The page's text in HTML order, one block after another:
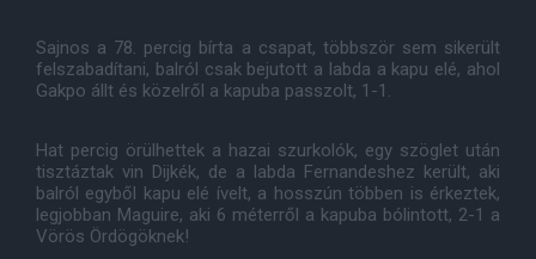
Sajnos a 78. percig bírta a csapat, többször sem sikerült
felszabadítani, balról csak bejutott a labda a kapu elé, ahol
Gakpo állt és közelről a kapuba passzolt, 1-1.
Hat percig örülhettek a hazai szurkolók, egy szöglet után
tisztáztak vin Dijkék, de a labda Fernandeshez került, aki
balról egyből kapu elé ívelt, a hosszún többen is érkeztek,
legjobban Maguire, aki 6 méterről a kapuba bólintott, 2-1 a
Vörös Ördögöknek!